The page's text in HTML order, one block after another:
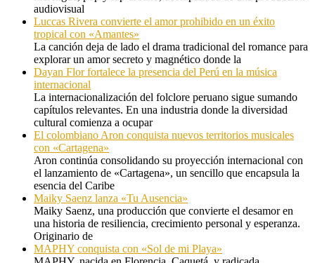
audiovisual
Luccas Rivera convierte el amor prohibido en un éxito
tropical con «Amantes»
La canción deja de lado el drama tradicional del romance para
explorar un amor secreto y magnético donde la
Dayan Flor fortalece la presencia del Perú en la música
internacional
La internacionalización del folclore peruano sigue sumando
capítulos relevantes. En una industria donde la diversidad
cultural comienza a ocupar
El colombiano Aron conquista nuevos territorios musicales
con «Cartagena»
Aron continúa consolidando su proyección internacional con
el lanzamiento de «Cartagena», un sencillo que encapsula la
esencia del Caribe
Maiky Saenz lanza «Tu Ausencia»
Maiky Saenz, una producción que convierte el desamor en
una historia de resiliencia, crecimiento personal y esperanza.
Originario de
MAPHY conquista con «Sol de mi Playa»